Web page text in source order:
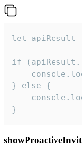
let apiResult
if
} else {
}